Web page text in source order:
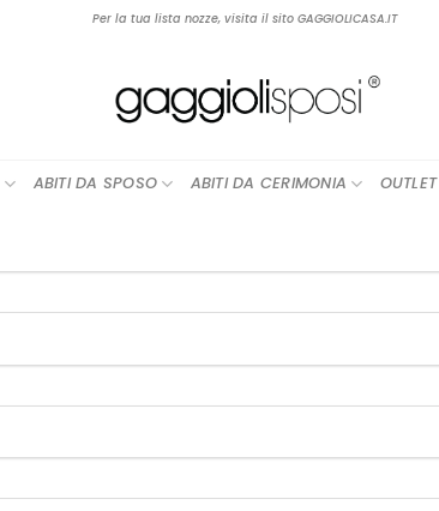
Per la tua lista nozze, visita il sito GAGGIOLICASA.IT
ABITI DA SPOSO ABITI DA CERIMONIA OUTLET